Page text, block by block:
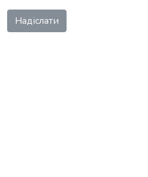
Надіслати